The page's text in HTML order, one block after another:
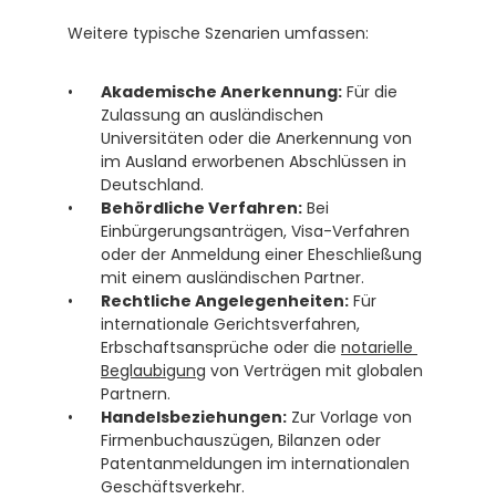
Weitere typische Szenarien umfassen:
Akademische Anerkennung: Für die
Zulassung an ausländischen
Universitäten oder die Anerkennung von
im Ausland erworbenen Abschlüssen in
Deutschland.
Behördliche Verfahren: Bei
Einbürgerungsanträgen, Visa-Verfahren
oder der Anmeldung einer Eheschließung
mit einem ausländischen Partner.
Rechtliche Angelegenheiten: Für
internationale Gerichtsverfahren,
Erbschaftsansprüche oder die notarielle
Beglaubigung von Verträgen mit globalen
Partnern.
Handelsbeziehungen: Zur Vorlage von
Firmenbuchauszügen, Bilanzen oder
Patentanmeldungen im internationalen
Geschäftsverkehr.